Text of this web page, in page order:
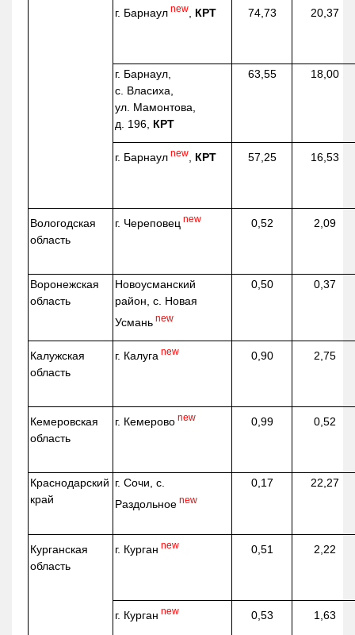
г. Барнаул new КРТ 74,73 20,37
г. Барнаул,
с. Власиха,
ул. Мамонтова,
д. 196, КРТ
63,55 18,00
г. Барнаул new КРТ 57,25 16,53
Вологодская
область
г. Череповец new 0,52 2,09
Воронежская
область
Новоусманский
район, с. Новая
Усмань new
0,50 0,37
Калужская
область
г. Калуга new 0,90 2,75
Кемеровская
область
г. Кемерово new 0,99 0,52
Краснодарский
край
г. Сочи, с.
Раздольное new
0,17 22,27
Курганская
область
г. Курган new 0,51 2,22
г. Курган new 0,53 1,63